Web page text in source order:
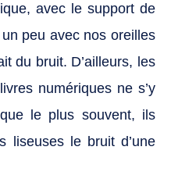
avec le support de
peu avec nos oreilles
du bruit. D’ailleurs, les
numériques ne s’y
le plus souvent, ils
liseuses le bruit d’une